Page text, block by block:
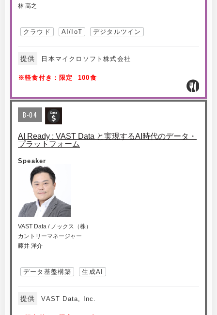
林 高之
クラウド AI/IoT デジタルツイン
提供 日本マイクロソフト株式会社
※軽食付き：限定 100食
B-04
AI Ready : VAST Data と実現するAI時代のデータ・
プラットフォーム
Speaker
VAST Data / ノックス（株）
カントリーマネージャー
藤井 洋介
データ基盤構築 生成AI
提供 VAST Data, Inc.